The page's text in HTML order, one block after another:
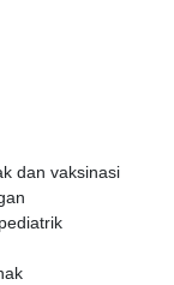
dan vaksinasi